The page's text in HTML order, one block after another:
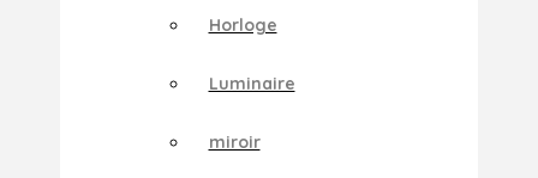
Horloge
Luminaire
miroir